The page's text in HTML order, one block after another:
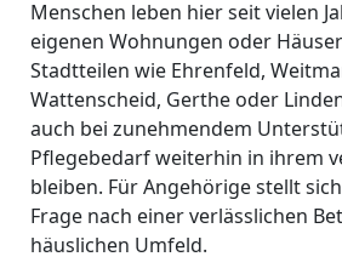
Menschen leben hier seit vielen
eigenen Wohnungen oder
Stadtteilen wie Ehrenfeld,
Wattenscheid, Gerthe oder
auch bei zunehmendem
Pflegebedarf weiterhin in ihrem
bleiben. Für Angehörige stellt
Frage nach einer verlässlichen
häuslichen Umfeld.